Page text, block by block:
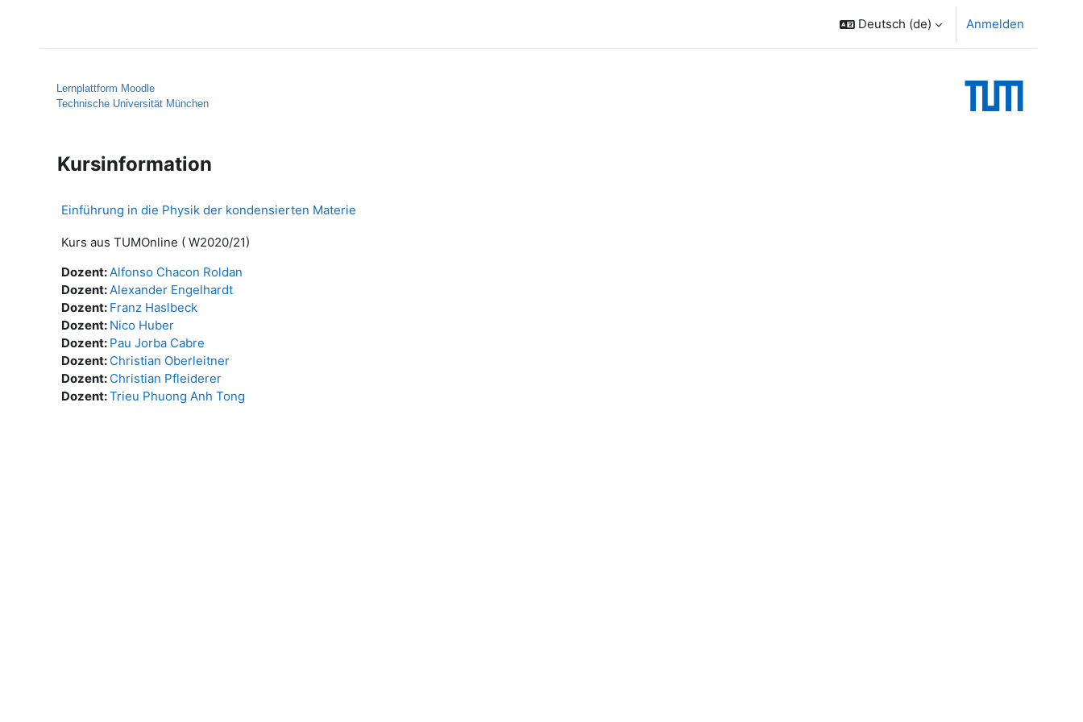
Deutsch ‎(de)‎ Anmelden
Lernplattform Moodle
Technische Universität München
Kursinformation
Einführung in die Physik der kondensierten Materie
Kurs aus TUMOnline ( W2020/21)
Dozent:Alfonso Chacon Roldan
Dozent:Alexander Engelhardt
Dozent: Franz Haslbeck
Dozent: Nico Huber
Dozent: Pau Jorba Cabre
Dozent: Christian Oberleitner
Dozent: Christian Pfleiderer
Dozent:Trieu Phuong Anh Tong